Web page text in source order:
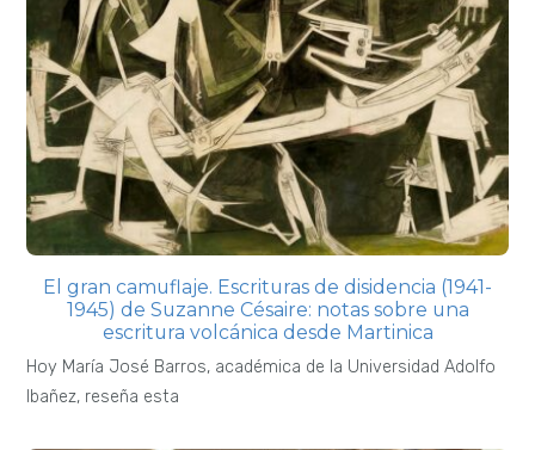
El gran camuflaje. Escrituras de disidencia (1941-
1945) de Suzanne Césaire: notas sobre una
escritura volcánica desde Martinica
Hoy María José Barros, académica de la Universidad Adolfo
Ibañez, reseña esta